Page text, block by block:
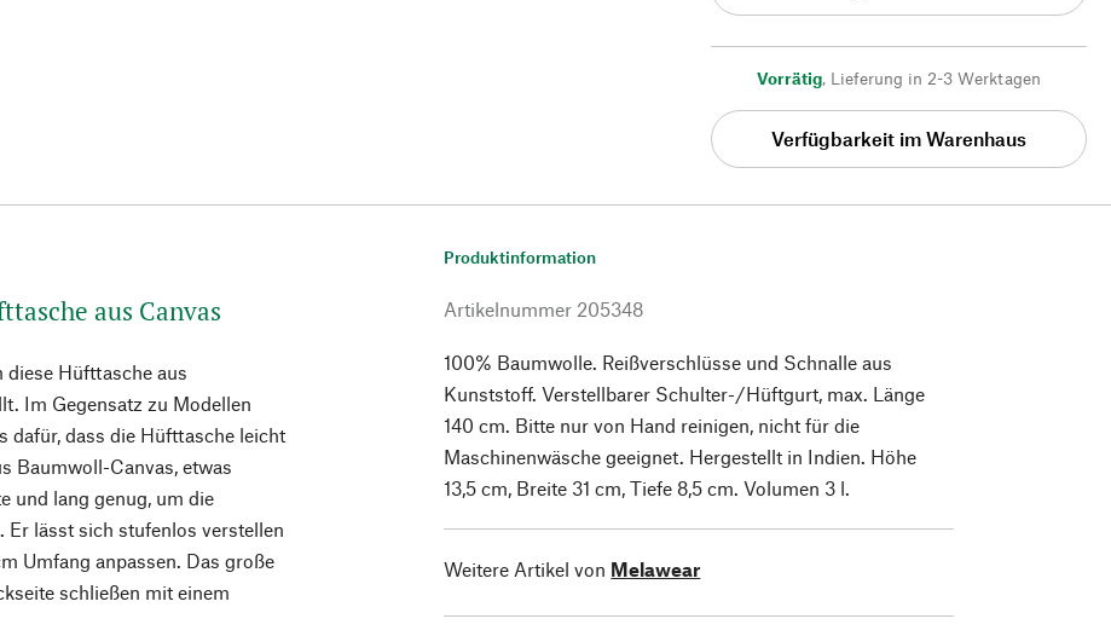
Vorrätig, Lieferung in 2-3 Werktagen
Verfügbarkeit im Warenhaus
aus Canvas
diese Hüfttasche aus
Im Gegensatz zu Modellen
dafür, dass die Hüfttasche leicht
Baumwoll-Canvas, etwas
und lang genug, um die
Er lässt sich stufenlos verstellen
Umfang anpassen. Das große
schließen mit einem
Produktinformation
Artikelnummer 205348
100% Baumwolle. Reißverschlüsse und Schnalle aus
Kunststoff. Verstellbarer Schulter-/Hüftgurt, max. Länge
140 cm. Bitte nur von Hand reinigen, nicht für die
Maschinenwäsche geeignet. Hergestellt in Indien. Höhe
13,5 cm, Breite 31 cm, Tiefe 8,5 cm. Volumen 3 l.
Weitere Artikel von Melawear